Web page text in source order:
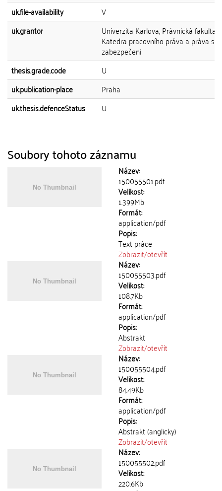
uk.file-availability
V
uk.grantor
Univerzita Karlova, Právnická fakulta,
Katedra pracovního práva a práva
zabezpečení
thesis.grade.code
U
uk.publication-place
Praha
uk.thesis.defenceStatus
U
Soubory tohoto záznamu
Název:
150055501.pdf
Velikost:
1.399Mb
Formát:
application/pdf
Popis:
Text práce
Zobrazit/otevřít
Název:
150055503.pdf
Velikost:
108.7Kb
Formát:
application/pdf
Popis:
Abstrakt
Zobrazit/otevřít
Název:
150055504.pdf
Velikost:
84.49Kb
Formát:
application/pdf
Popis:
Abstrakt (anglicky)
Zobrazit/otevřít
Název:
150055502.pdf
Velikost:
220.6Kb